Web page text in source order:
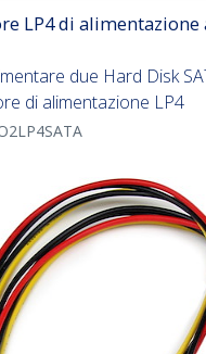
LP4 di alimentazione
due Hard Disk
di alimentazione LP4